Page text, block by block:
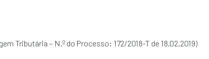
Tributária – N.º do Processo: 172/2018-T de 18.02.2019)